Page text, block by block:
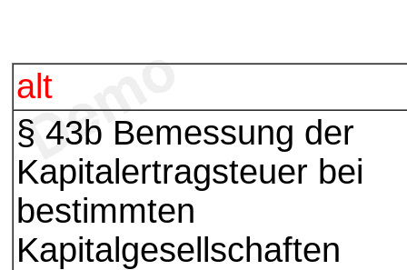
alt
§ 43b Bemessung der
Kapitalertragsteuer bei
bestimmten
Kapitalgesellschaften